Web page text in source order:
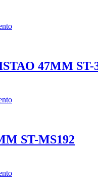
47MM ST-
ST-MS192